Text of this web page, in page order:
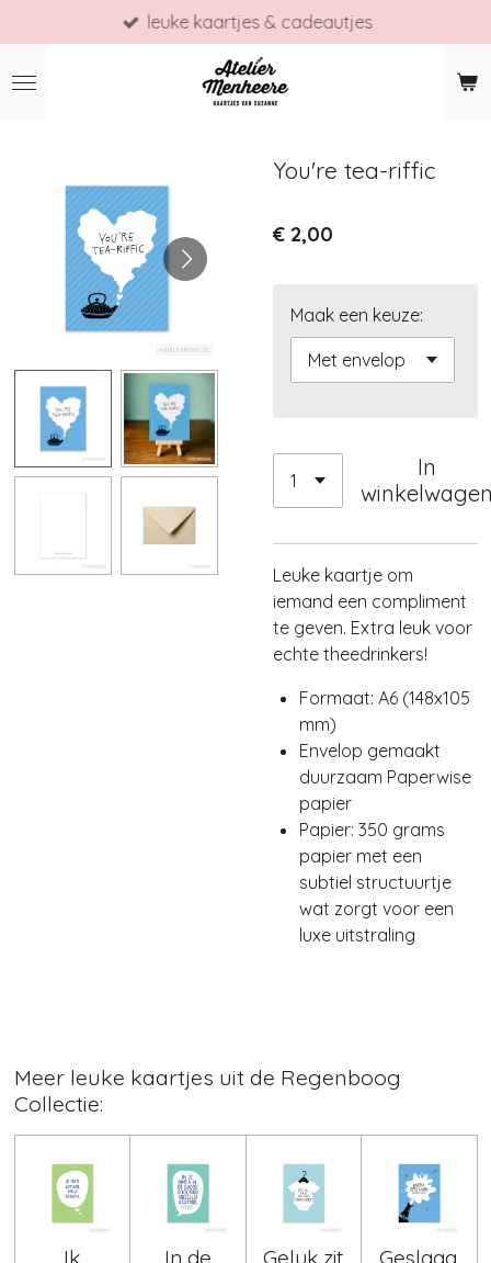
direct
naar
leuke kaartjes & cadeautjes
You're tea-riffic
€ 2,00
Maak een keuze:
In
Leuke kaartje om
iemand een compliment
te geven. Extra leuk voor
echte theedrinkers!
Formaat: A6 (148x105
mm)
Envelop gemaakt
duurzaam Paperwise
papier
Papier: 350 grams
papier met een
subtiel structuurtje
wat zorgt voor een
luxe uitstraling
Meer leuke kaartjes uit de Regenboog
Collectie:
Ik
In de
Geluk zit
Geslaag